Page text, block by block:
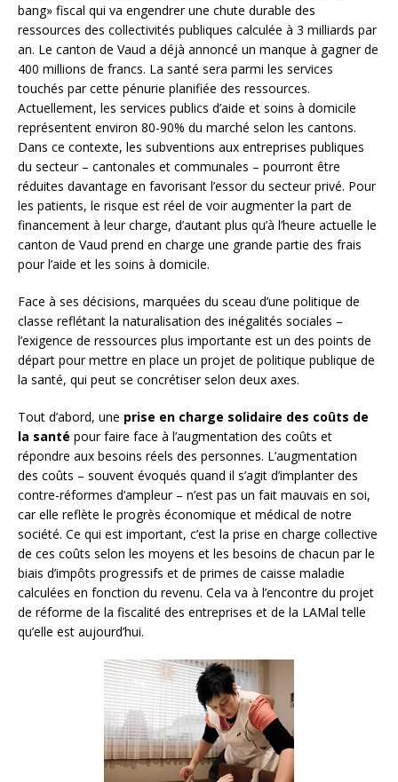
bang» fiscal qui va engendrer une chute durable des
ressources des collectivités publiques calculée à 3 milliards par
an. Le canton de Vaud a déjà annoncé un manque à gagner de
400 millions de francs. La santé sera parmi les services
touchés par cette pénurie planifiée des ressources.
Actuellement, les services publics d’aide et soins à domicile
représentent environ 80-90% du marché selon les cantons.
Dans ce contexte, les subventions aux entreprises publiques
du secteur – cantonales et communales – pourront être
réduites davantage en favorisant l’essor du secteur privé. Pour
les patients, le risque est réel de voir augmenter la part de
financement à leur charge, d’autant plus qu’à l’heure actuelle le
canton de Vaud prend en charge une grande partie des frais
pour l’aide et les soins à domicile.
Face à ses décisions, marquées du sceau d’une politique de
classe reflétant la naturalisation des inégalités sociales –
l’exigence de ressources plus importante est un des points de
départ pour mettre en place un projet de politique publique de
la santé, qui peut se concrétiser selon deux axes.
Tout d’abord, une prise en charge solidaire des coûts de
la santé pour faire face à l’augmentation des coûts et
répondre aux besoins réels des personnes. L’augmentation
des coûts – souvent évoqués quand il s’agit d’implanter des
contre-réformes d’ampleur – n’est pas un fait mauvais en soi,
car elle reflète le progrès économique et médical de notre
société. Ce qui est important, c’est la prise en charge collective
de ces coûts selon les moyens et les besoins de chacun par le
biais d’impôts progressifs et de primes de caisse maladie
calculées en fonction du revenu. Cela va à l’encontre du projet
de réforme de la fiscalité des entreprises et de la LAMal telle
qu’elle est aujourd’hui.